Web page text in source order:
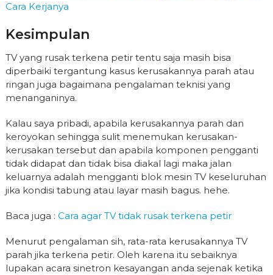
Cara Kerjanya
Kesimpulan
TV yang rusak terkena petir tentu saja masih bisa
diperbaiki tergantung kasus kerusakannya parah atau
ringan juga bagaimana pengalaman teknisi yang
menanganinya.
Kalau saya pribadi, apabila kerusakannya parah dan
keroyokan sehingga sulit menemukan kerusakan-
kerusakan tersebut dan apabila komponen pengganti
tidak didapat dan tidak bisa diakal lagi maka jalan
keluarnya adalah mengganti blok mesin TV keseluruhan
jika kondisi tabung atau layar masih bagus. hehe.
Baca juga : Cara agar TV tidak rusak terkena petir
Menurut pengalaman sih, rata-rata kerusakannya TV
parah jika terkena petir. Oleh karena itu sebaiknya
lupakan acara sinetron kesayangan anda sejenak ketika